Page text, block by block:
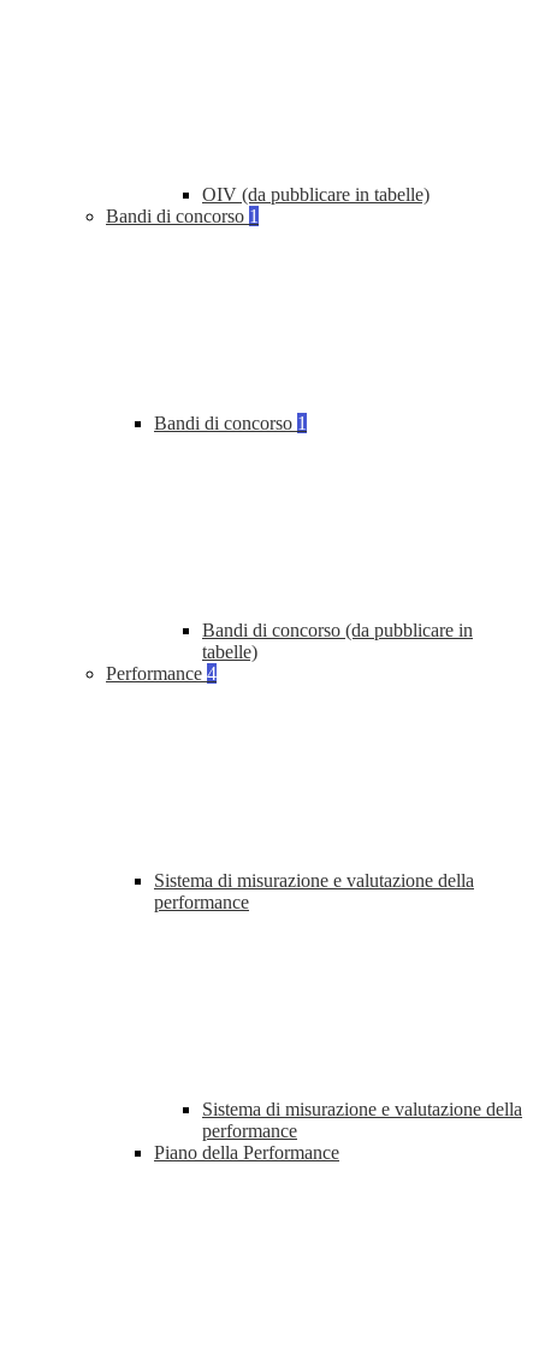
OIV (da pubblicare in tabelle)
Bandi di concorso 1
Bandi di concorso 1
Bandi di concorso (da pubblicare in
tabelle)
Performance 4
Sistema di misurazione e valutazione della
performance
Sistema di misurazione e valutazione della
performance
Piano della Performance